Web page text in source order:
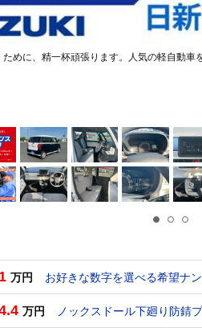
めに、精一杯頑張ります。人気の軽自動
万円 お好きな数字を選べる希望ナ
万円 ノックスドール下廻り防錆